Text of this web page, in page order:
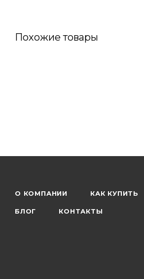
Похожие товары
О КОМПАНИИ КАК КУПИТЬ
БЛОГ КОНТАКТЫ